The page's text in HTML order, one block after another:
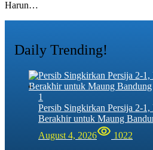
Harun…
Daily Trending!
1
Persib Singkirkan Persija 2-
Berakhir untuk Maung
August 4, 2026
1022